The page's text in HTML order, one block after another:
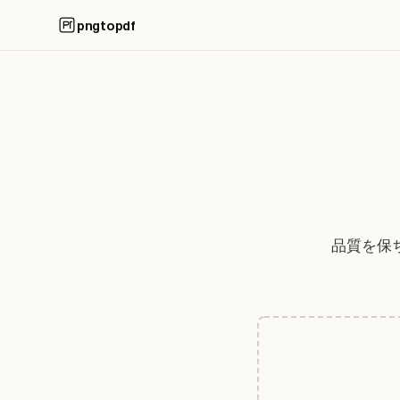
pngtopdf
品質を保